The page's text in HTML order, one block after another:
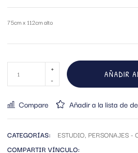
75cm x 112cm alto
AÑADIR
Compare Añadir a la lista de
CATEGORÍAS: ESTUDIO, PERSONAJES -
COMPARTIR VÍNCULO: